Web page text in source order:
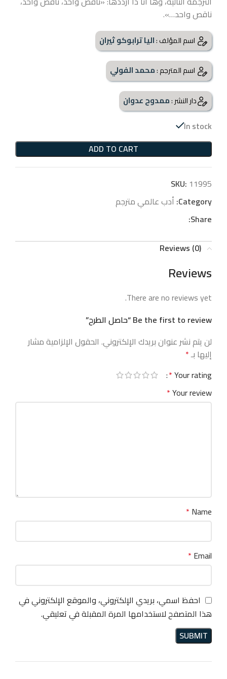
ناقص واحد…».
اسم المؤلف :اليا ترابوكو ثيران
اسم المترجم :محمد الفولي
دار النشر :ممدوح عدوان
In stock
ADD TO CART
SKU: 11995
Category: أدب عالمي مترجم
Share:
Reviews (0)
Reviews
There are no reviews yet.
Be the first to review “حاصل الطرح”
لن يتم نشر عنوان بريدك الإلكتروني. الحقول الإلزامية مشار
إليها بـ*
Your rating
*
Your review
*
Name
*
Email
*
احفظ اسمي، بريدي الإلكتروني، والموقع الإلكتروني في
هذا المتصفح لاستخدامها المرة المقبلة في تعليقي.